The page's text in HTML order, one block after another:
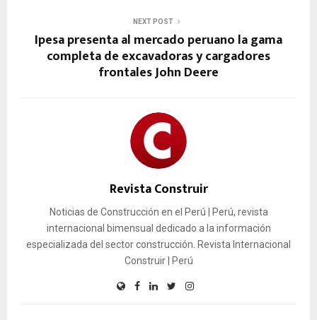
NEXT POST
Ipesa presenta al mercado peruano la gama
completa de excavadoras y cargadores
frontales John Deere
Revista Construir
Noticias de Construcción en el Perú | Perú, revista
internacional bimensual dedicado a la información
especializada del sector construcción. Revista Internacional
Construir | Perú